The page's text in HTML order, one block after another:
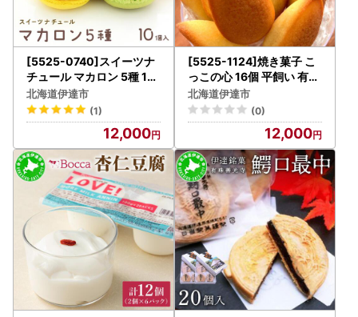
[5525-0740]スイーツナ
チュール マカロン 5種 10
個入り お菓子 スイーツ 北
海道 伊達市
北海道伊達市
(1)
12,000
[5525-1124]焼き菓子 こ
っこの心 16個 平飼い 有精
卵 使用 北海道 素材 伊達市
パティスリービジュー
北海道伊達市
(0)
12,000